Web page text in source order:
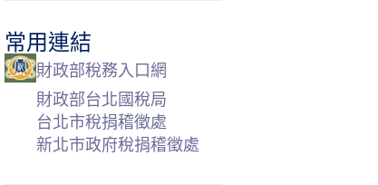
常用連結
財政部稅務入口網
財政部台北國稅局
台北市稅捐稽徵處
新北市政府稅捐稽徵處